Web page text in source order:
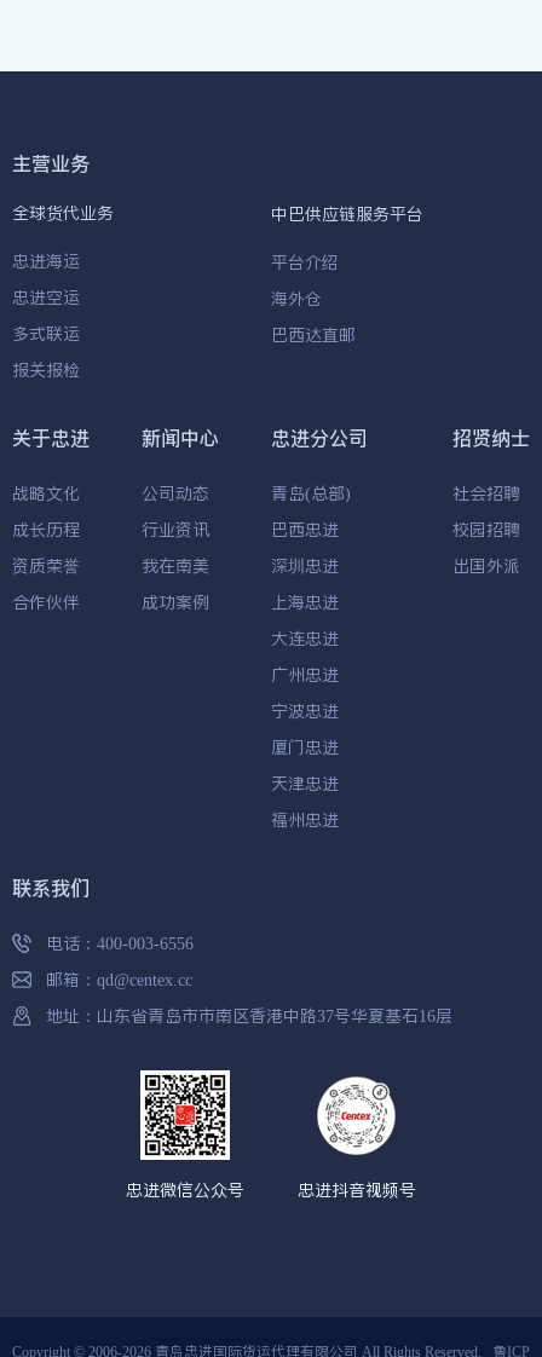
主营业务
全球货代业务
忠进海运
忠进空运
多式联运
报关报检
中巴供应链服务平台
平台介绍
海外仓
巴西达直邮
关于忠进
战略文化
成长历程
资质荣誉
合作伙伴
新闻中心
公司动态
行业资讯
我在南美
成功案例
忠进分公司
青岛(总部)
巴西忠进
深圳忠进
上海忠进
大连忠进
广州忠进
宁波忠进
厦门忠进
天津忠进
福州忠进
招贤纳士
社会招聘
校园招聘
出国外派
联系我们
电话： 400-003-6556
邮箱： qd@centex.cc
地址：山东省青岛市市南区香港中路37号华夏基石16层
忠进微信公众号 忠进抖音视频号
Copyright © 2006-2026 青岛忠进国际货运代理有限公司 All Rights Reserved. 鲁ICP